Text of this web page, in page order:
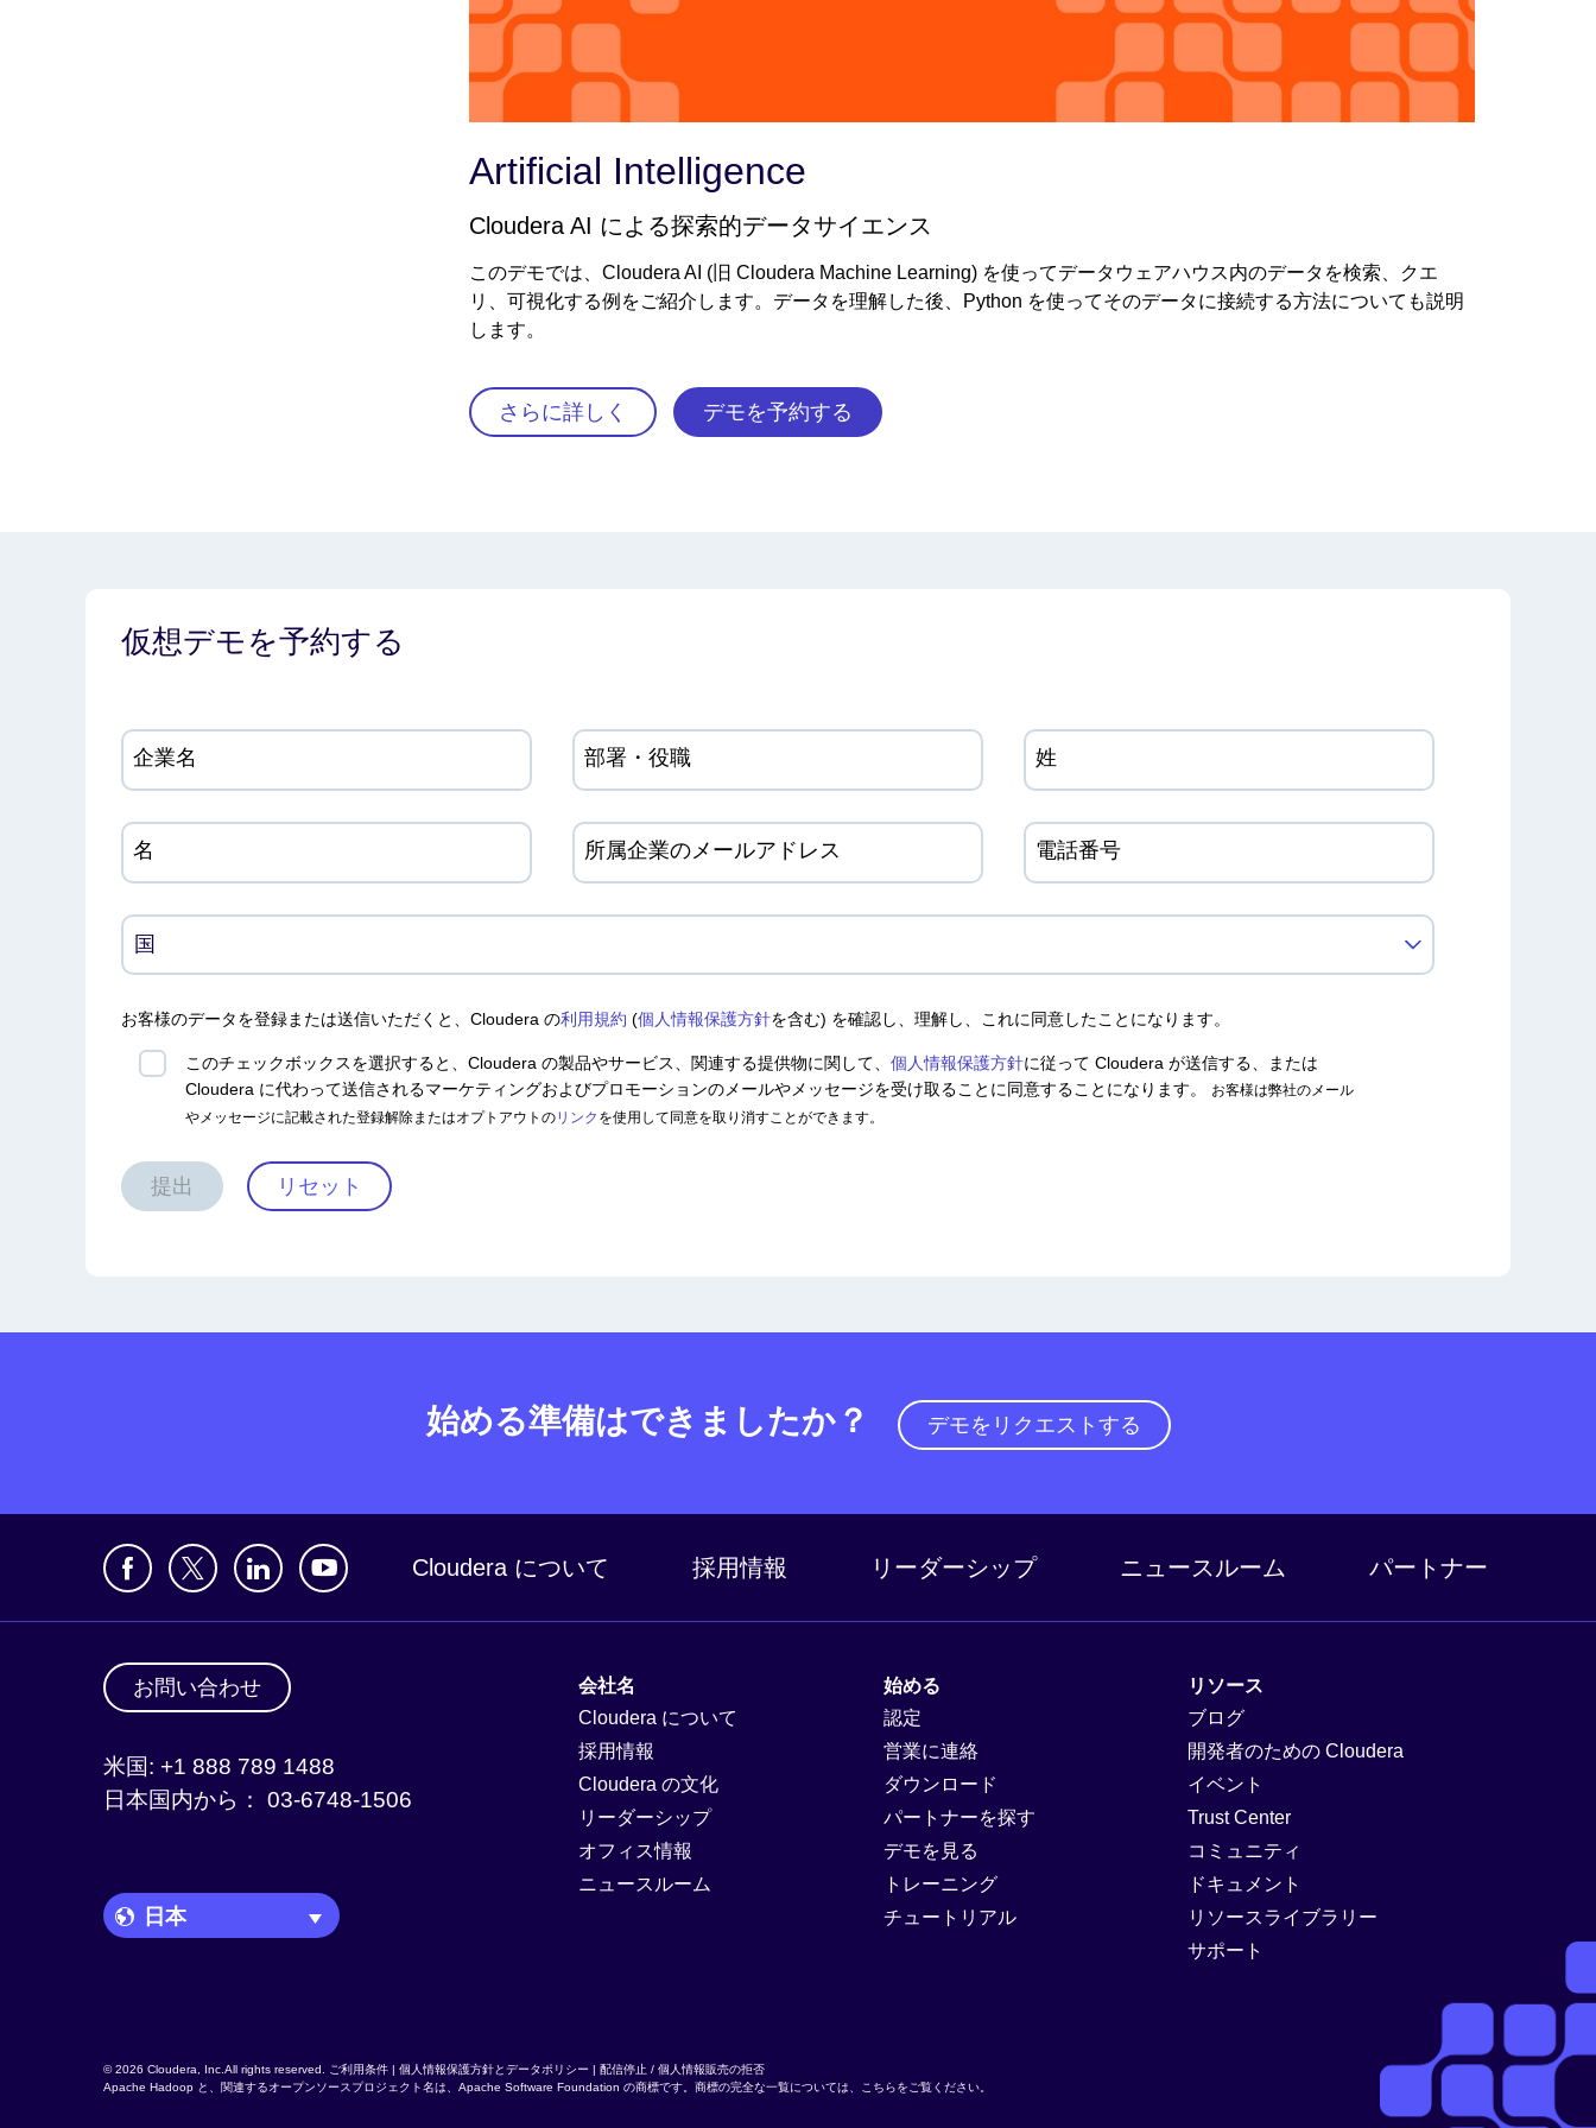
Video
Artificial Intelligence
Cloudera AI による探索的データサイエンス
このデモでは、Cloudera AI (旧 Cloudera Machine Learning) を使ってデータウェアハウス内のデータを検索、クエ
リ、可視化する例をご紹介します。データを理解した後、Python を使ってそのデータに接続する方法についても説明
します。
さらに詳しく デモを予約する
仮想デモを予約する
企業名 部署・役職 姓
名 所属企業のメールアドレス 電話番号
お客様のデータを登録または送信いただくと、Cloudera の利用規約 (個人情報保護方針を含む) を確認し、理解し、これに同意したことになります。
このチェックボックスを選択すると、Cloudera の製品やサービス、関連する提供物に関して、 個人情報保護方針に従って Cloudera が送信する、または
Cloudera に代わって送信されるマーケティングおよびプロモーションのメールやメッセージを受け取ることに同意することになります。
お客様は弊社のメール
やメッセージに記載された登録解除またはオプトアウトのリンク を使用して同意を取り消すことができます。
提出 リセット
始める準備はできましたか？ デモをリクエストする
Cloudera について 採用情報 リーダーシップ ニュースルーム パートナー
お問い合わせ
米国: +1 888 789 1488
日本国内から： 03-6748-1506
Language Picker
会社名
Cloudera について
採用情報
Cloudera の文化
リーダーシップ
オフィス情報
ニュースルーム
始める
認定
営業に連絡
ダウンロード
パートナーを探す
デモを見る
トレーニング
チュートリアル
リソース
ブログ
開発者のための Cloudera
イベント
Trust Center
コミュニティ
ドキュメント
リソースライブラリー
サポート
© 2026 Cloudera, Inc.All rights reserved. ご利用条件 | 個人情報保護方針とデータポリシー | 配信停止 / 個人情報販売の拒否
Apache Hadoop と、関連するオープンソースプロジェクト名は、 Apache Software Foundation の商標です。商標の完全な一覧については、 こちらをご覧ください。